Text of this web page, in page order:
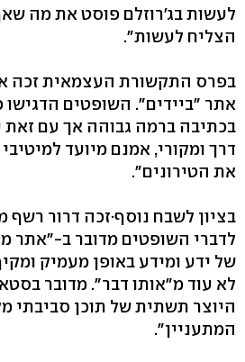
לעשות בג'רוזלם פוסט את מה
הצליח לעשות".
בפרס התקשורת העצמאית זכה
אתר "ביידים". השופטים
בכתיבה ברמה גבוהה אך עם זאת
דרך ומקורי, אמנם מיועד
את הטירונים".
בציון לשבח נוסף·זכה דרור רשף
לדברי השופטים מדובר ב-"אתר
של ידע ומידע באופן מעמיק
לא עוד מ"אותו דבר". מדובר
היוצר תשתית של תוכן סביבתי
המתעניין".